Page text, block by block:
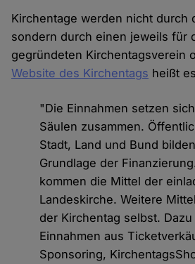
Kirchentage werden nicht durch
sondern durch einen jeweils für
gegründeten Kirchentagsverein
Website des Kirchentags heißt
"Die Einnahmen setzen
Säulen zusammen.
Stadt, Land und Bund
Grundlage der
kommen die Mittel der
Landeskirche. Weitere
der Kirchentag selbst.
Einnahmen aus
Sponsoring,